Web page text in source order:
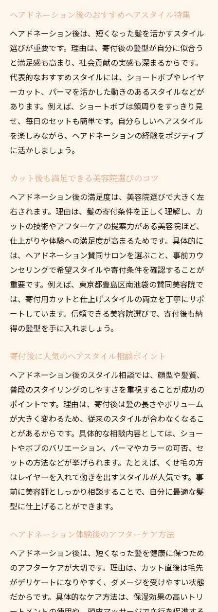
ヘアドネーション後のおすすめヘアスタイル特集
ヘアドネーション後は、短くなった髪を活かすスタイル
選びが重要です。理由は、寄付後の髪型が自分に似合う
と満足感も高まり、社会貢献の実感も深まるからです。
代表的なおすすめスタイルには、ショートボブやレイヤ
ーカット、パーマを活かした動きのあるスタイルなどが
あります。例えば、ショートボブは顔周りをすっきり見
せ、毎日のセットも簡単です。自分らしいヘアスタイル
を楽しみながら、ヘアドネーションの経験をポジティブ
に活かしましょう。
カット後も満足できる美容院選びのコツ
ヘアドネーション後の満足度は、美容院選びで大きく左
右されます。理由は、髪の寄付条件を正しく理解し、カ
ットの技術やアフターケアの提案力がある美容院ほど、
仕上がりや体験への満足度が高まるためです。具体的に
は、ヘアドネーション賛同サロンを選ぶこと、事前カウ
ンセリングで希望スタイルや寄付条件を確認することが
重要です。例えば、東京都豊島区南池袋の賛同美容院で
は、寄付用カットと仕上げスタイルの両立を丁寧にサポ
ートしています。信頼できる美容院選びで、寄付後も納
得の髪型を手に入れましょう。
寄付後に人気のヘアスタイル相談ポイント
ヘアドネーション後のスタイル相談では、顔型や髪質、
普段のスタイリングのしやすさを重視することが成功の
ポイントです。理由は、寄付後は髪の長さやボリューム
が大きく変わるため、従来のスタイルが合わなくなるこ
とがあるからです。具体的な相談内容としては、ショー
トやボブのバリエーション、パーマやカラーの可否、セ
ットの方法などが挙げられます。たとえば、くせ毛の方
はレイヤーを入れて動きを出すスタイルが人気です。事
前に美容師としっかり相談することで、自分に最適な髪
型に仕上げることができます。
ヘアドネーション体験後のアフターケア方法
ヘアドネーション後は、短くなった髪を健康に保つため
のアフターケアが大切です。理由は、カット直後は毛先
がデリケートになりやすく、ダメージを受けやすい状態
だからです。具体的なケア方法は、保湿効果の高いトリ